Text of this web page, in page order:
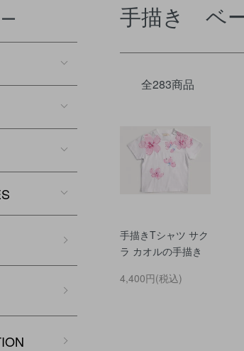
手描き ベ
全283商品
手描きTシャツ サク
ラ カオルの手描き
4,400円(税込)